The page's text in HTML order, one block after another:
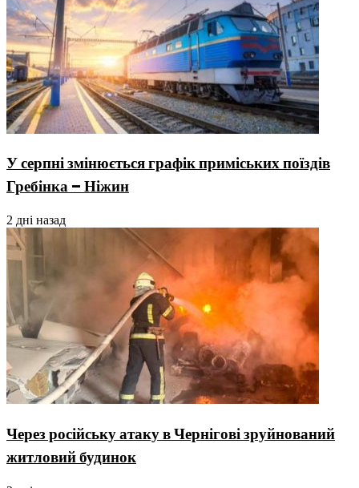
У серпні змінюється графік приміських поїздів
Гребінка – Ніжин
2 дні назад
Через російську атаку в Чернігові зруйнований
житловий будинок